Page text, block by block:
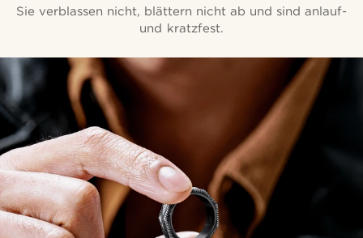
Sie verblassen nicht, blättern nicht ab und sind anlauf-
und kratzfest.